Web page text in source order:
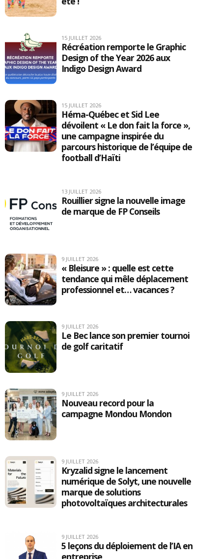
15 JUILLET 2026
Récréation remporte le Graphic
Design of the Year 2026 aux
Indigo Design Award
15 JUILLET 2026
Héma-Québec et Sid Lee
dévoilent « Le don fait la force »,
une campagne inspirée du
parcours historique de l’équipe de
football d’Haïti
13 JUILLET 2026
Rouillier signe la nouvelle image
de marque de FP Conseils
9 JUILLET 2026
« Bleisure » : quelle est cette
tendance qui mêle déplacement
professionnel et… vacances ?
9 JUILLET 2026
Le Bec lance son premier tournoi
de golf caritatif
9 JUILLET 2026
Nouveau record pour la
campagne Mondou Mondon
9 JUILLET 2026
Kryzalid signe le lancement
numérique de Solyt, une nouvelle
marque de solutions
photovoltaïques architecturales
9 JUILLET 2026
5 leçons du déploiement de l’IA en
entreprise